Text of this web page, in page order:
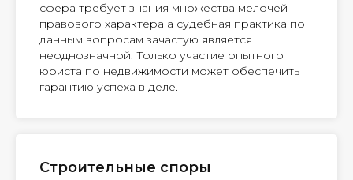
сфера требует знания множества мелочей
правового характера а судебная практика по
данным вопросам зачастую является
неоднозначной. Только участие опытного
юриста по недвижимости может обеспечить
гарантию успеха в деле.
Строительные споры